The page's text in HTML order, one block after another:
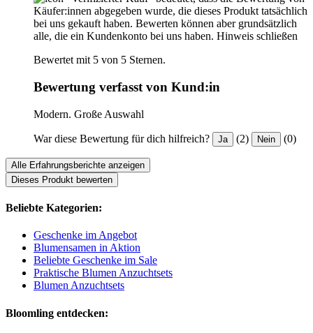
Käufer:innen abgegeben wurde, die dieses Produkt tatsächlich
bei uns gekauft haben. Bewerten können aber grundsätzlich
alle, die ein Kundenkonto bei uns haben. Hinweis schließen
Bewertet mit 5 von 5 Sternen.
Bewertung verfasst von Kund:in
Modern. Große Auswahl
War diese Bewertung für dich hilfreich? Ja (2) Nein (0)
Alle Erfahrungsberichte anzeigen
Dieses Produkt bewerten
Beliebte Kategorien:
Geschenke im Angebot
Blumensamen in Aktion
Beliebte Geschenke im Sale
Praktische Blumen Anzuchtsets
Blumen Anzuchtsets
Bloomling entdecken: